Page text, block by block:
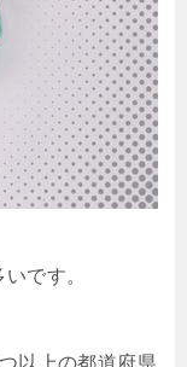
です。